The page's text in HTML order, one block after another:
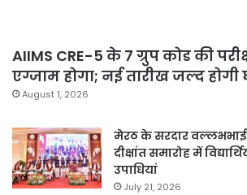
AIIMS CRE-5 के 7 ग्रुप कोड की
एग्जाम होगा; नई तारीख जल्द होगी
August 1, 2026
मेरठ के सरदार
दीक्षांत समारोह में
उपाधियां
July 21, 2026